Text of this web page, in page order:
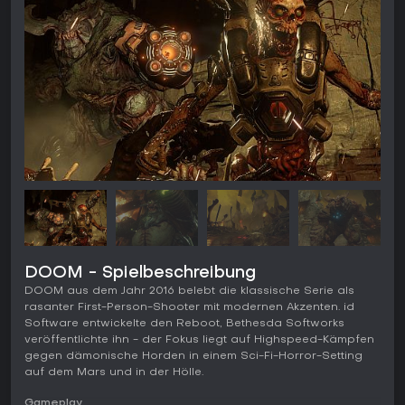
DOOM - Spielbeschreibung
DOOM aus dem Jahr 2016 belebt die klassische Serie als
rasanter First-Person-Shooter mit modernen Akzenten. id
Software entwickelte den Reboot, Bethesda Softworks
veröffentlichte ihn - der Fokus liegt auf Highspeed-Kämpfen
gegen dämonische Horden in einem Sci-Fi-Horror-Setting
auf dem Mars und in der Hölle.